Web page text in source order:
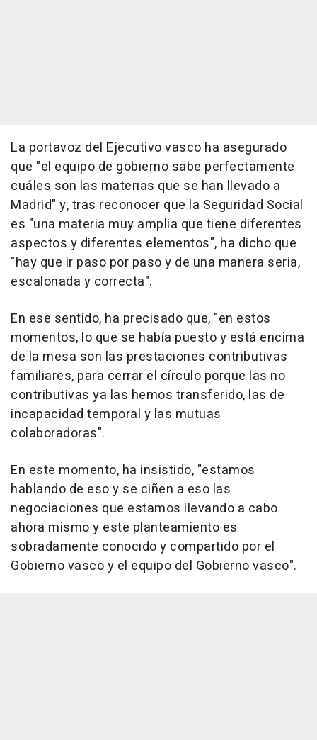
La portavoz del Ejecutivo vasco ha asegurado
que "el equipo de gobierno sabe perfectamente
cuáles son las materias que se han llevado a
Madrid" y, tras reconocer que la Seguridad Social
es "una materia muy amplia que tiene diferentes
aspectos y diferentes elementos", ha dicho que
"hay que ir paso por paso y de una manera seria,
escalonada y correcta".
En ese sentido, ha precisado que, "en estos
momentos, lo que se había puesto y está encima
de la mesa son las prestaciones contributivas
familiares, para cerrar el círculo porque las no
contributivas ya las hemos transferido, las de
incapacidad temporal y las mutuas
colaboradoras".
En este momento, ha insistido, "estamos
hablando de eso y se ciñen a eso las
negociaciones que estamos llevando a cabo
ahora mismo y este planteamiento es
sobradamente conocido y compartido por el
Gobierno vasco y el equipo del Gobierno vasco".